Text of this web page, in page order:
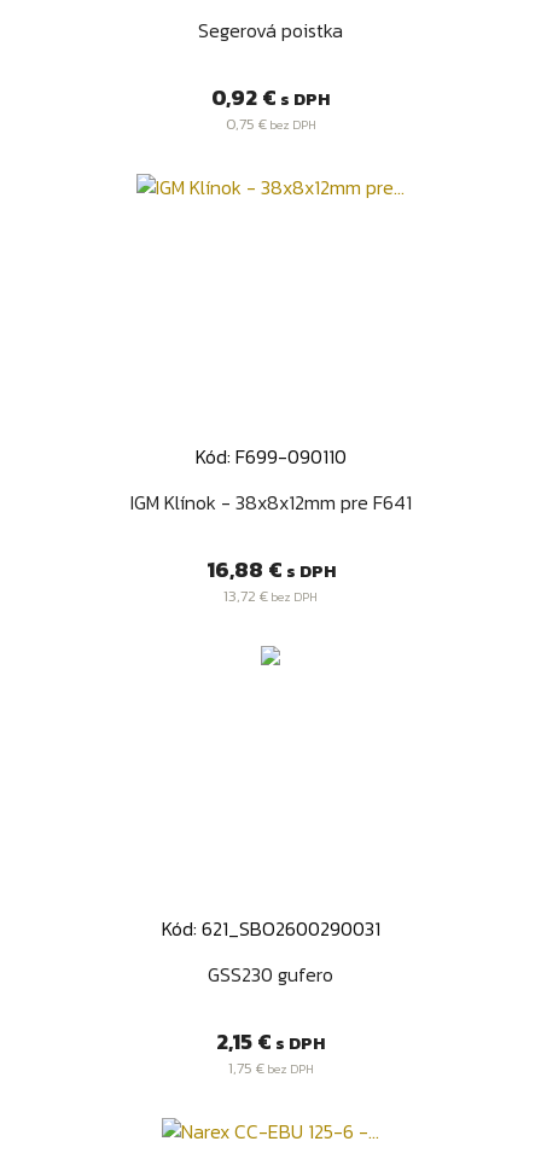
Segerová poistka
Cena
0,92 € s DPH
0,75 €bez DPH
Kód: F699-090110
IGM Klínok - 38x8x12mm pre F641
Cena
16,88 € s DPH
13,72 € bez DPH
Kód: 621_SBO2600290031
GSS230 gufero
Cena
2,15 € s DPH
1,75 €bez DPH